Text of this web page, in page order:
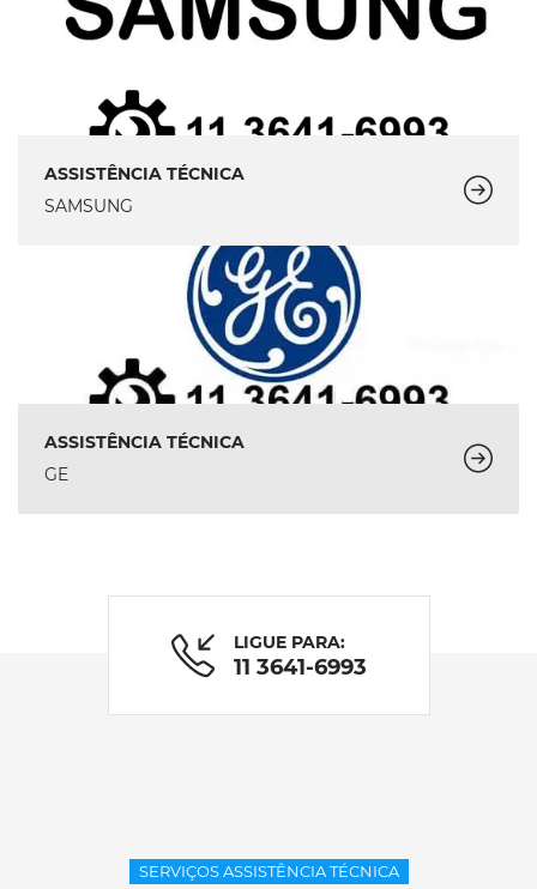
ASSISTÊNCIA TÉCNICA
SAMSUNG
ASSISTÊNCIA TÉCNICA
GE
LIGUE PARA:
11 3641-6993
SERVIÇOS ASSISTÊNCIA TÉCNICA